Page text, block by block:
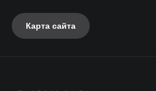
Карта сайта